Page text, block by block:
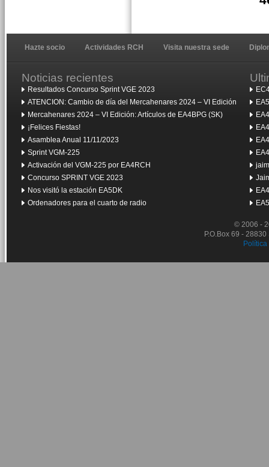
Hazte socio Actividades RCH Visita nuestra sede
Noticias recientes
Resultados Concurso Sprint VGE 2023
ATENCION: Cambio de día del Mercahenares 2024 – VI Edición
Mercahenares 2024 – VI Edición: Artículos de EA4BPG (SK)
¡Felices Fiestas!
Asamblea Anual 11/11/2023
Sprint VGM-225
Activación del VGM-225 por EA4RCH
Concurso SPRINT VGE 2023
Nos visitó la estación EA5DK
Ordenadores para el cuarto de radio
© 2006 -
P.O.Box 69 -